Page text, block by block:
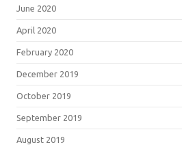
June 2020
April 2020
February 2020
December 2019
October 2019
September 2019
August 2019